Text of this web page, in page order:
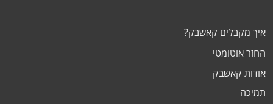
איך מקבלים קאשבק?
החזר אוטומטי
אודות קאשבק
תמיכה